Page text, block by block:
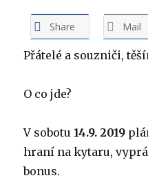
Share Mail
Přátelé a souzniči,
O co jde?
V sobotu14.9. 2019
hraní na kytaru,
bonus.